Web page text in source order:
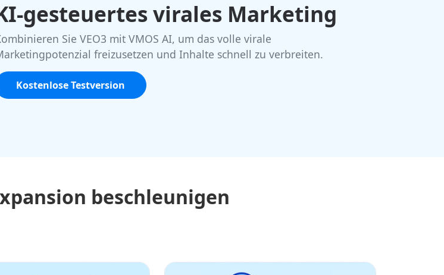
gesteuertes virales Marketing
Sie VEO3 mit VMOS AI, um das volle virale
freizusetzen und Inhalte schnell zu verbreiten.
Kostenlose Testversion
beschleunigen